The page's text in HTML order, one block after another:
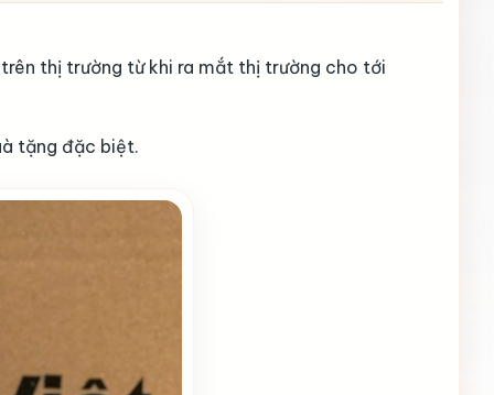
thị trường từ khi ra mắt thị trường cho tới
tặng đặc biệt.